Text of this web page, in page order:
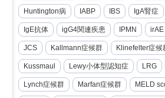
Huntington病 IABP IBS IgA腎症
IgE抗体 igG4関連疾患 IPMN irAE
JCS Kallmann症候群 Klinefelter症候
Kussmaul Lewy小体型認知症 LRG
Lynch症候群 Marfan症候群 MELD